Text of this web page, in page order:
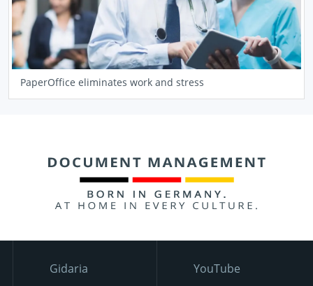
PaperOffice eliminates work and stress
Gidaria YouTube